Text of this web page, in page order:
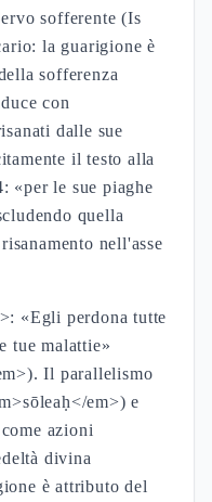
sofferente (Is
la guarigione è
sofferenza
con
dalle sue
il testo alla
«per le sue piaghe
quella
nell'asse
«Egli perdona tutte
tue malattie»
Il parallelismo
em>) e
azioni
divina
è attributo del